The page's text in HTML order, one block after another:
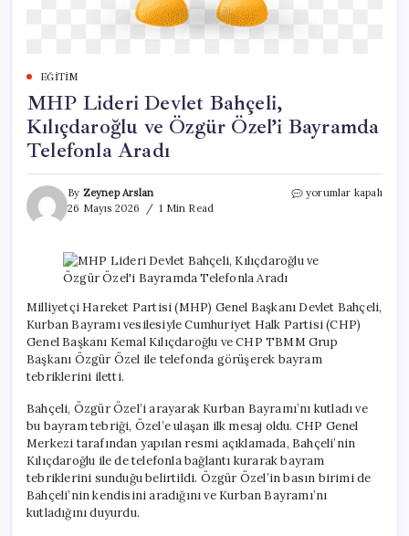
EĞITIM
MHP Lideri Devlet Bahçeli,
Kılıçdaroğlu ve Özgür Özel’i Bayramda
Telefonla Aradı
By Zeynep Arslan
26 Mayıs 2026
1 Min Read
MHP
ve
Özel’i
Bayramda
Telefonla
Aradı
için
yorumlar kapalı
Milliyetçi Hareket Partisi (MHP) Genel Başkanı Devlet Bahçeli,
Kurban Bayramı vesilesiyle Cumhuriyet Halk Partisi (CHP)
Genel Başkanı Kemal Kılıçdaroğlu ve CHP TBMM Grup
Başkanı Özgür Özel ile telefonda görüşerek bayram
tebriklerini iletti.
Bahçeli, Özgür Özel’i arayarak Kurban Bayramı’nı kutladı ve
bu bayram tebriği, Özel’e ulaşan ilk mesaj oldu. CHP Genel
Merkezi tarafından yapılan resmi açıklamada, Bahçeli’nin
Kılıçdaroğlu ile de telefonla bağlantı kurarak bayram
tebriklerini sunduğu belirtildi. Özgür Özel’in basın birimi de
Bahçeli’nin kendisini aradığını ve Kurban Bayramı’nı
kutladığını duyurdu.